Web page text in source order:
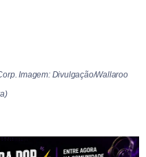
Imagem: Divulgação/Wallaroo